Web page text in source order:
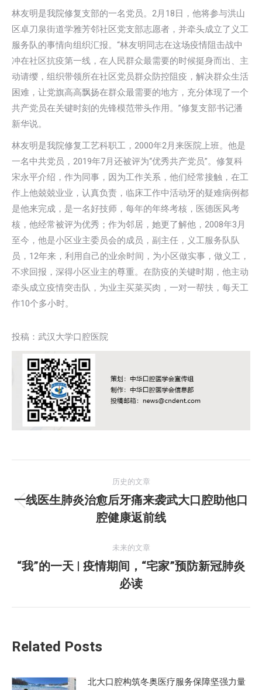
林友明是我院修复支部的一名党员。2月18日，他将参与洪山
区卓刀泉街道学雅芳邻社区党支部志愿者，并牵头成立了义工
服务队的事情向组织汇报。“林友明同志在这场疫情阻击战中
冲在社区抗疫第一线，在人民群众最需要的时候挺身而出、主
动请缨，组织带领所在社区党员群众防控阻疫，解决群众生活
困难，让党旗高高飘扬在群众最需要的地方，充分体现了一个
共产党员在关键时刻的先锋模范带头作用。”修复支部书记潘
新华说。
林友明是我院修复工艺科职工，2000年2月来医院上班。他是
一名中共党员，2019年7月还被评为“优秀共产党员”。修复科
宋永平介绍，作为同事，因为工作关系，他们经常接触，在工
作上他兢兢业业，认真负责，临床工作中活动牙的疑难病例都
是他来完成，是一名好技师，每年的年终考核，医德医风考
核，他经常被评为优秀；作为邻居，她更了解他，2008年3月
至今，他是小区业主委员会的成员，副主任，义工服务队队
员，12年来，利用自己的业余时间，为小区做实事，做义工，
不求回报，深得小区业主的尊重。在防疫的关键时期，他主动
牵头成立疫情突击队，为业主买菜买肉，一对一帮扶，每天工
作10个多小时。
投稿：武汉大学口腔医院
章
历史的文章
历
史
文
章：
一线医生肺炎治愈后牙痛来袭武大口腔助他口
腔健康返前线
未来的文章
未
来
的
“我”的一天 | 疫情期间，“宅家”预防新冠肺炎
必读
Related Posts
北大口腔构筑冬奥医疗服务保障坚强力量